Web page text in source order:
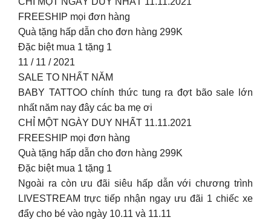
FREESHIP mọi đơn hàng
Quà tặng hấp dẫn cho đơn hàng 299K
Đặc biệt mua 1 tặng 1
11 / 11 / 2021
SALE TO NHẤT NĂM
BABY TATTOO chính thức tung ra đợt bão sale lớn
nhất năm nay đây các ba mẹ ơi
CHỈ MỘT NGÀY DUY NHẤT 11.11.2021
FREESHIP mọi đơn hàng
Quà tặng hấp dẫn cho đơn hàng 299K
Đặc biệt mua 1 tặng 1
Ngoài ra còn ưu đãi siêu hấp dẫn với chương trình
LIVESTREAM trực tiếp nhận ngay ưu đãi 1 chiếc xe
đẩy cho bé vào ngày 10.11 và 11.11